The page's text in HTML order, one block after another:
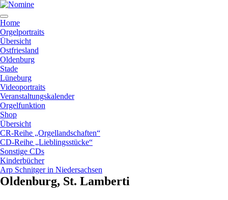
Zum
Inhalt
springen
Home
Orgelportraits
Übersicht
Ostfriesland
Oldenburg
Stade
Lüneburg
Videoportraits
Veranstaltungskalender
Orgelfunktion
Shop
Übersicht
CR-Reihe „Orgellandschaften“
CD-Reihe „Lieblingsstücke“
Sonstige CDs
Kinderbücher
Arp Schnitger in Niedersachsen
Oldenburg, St. Lamberti